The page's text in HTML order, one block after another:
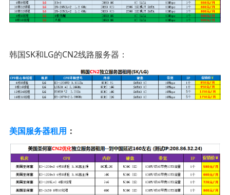
韩国SK和LG的CN2线路服务器：
美国服务器租用 ：